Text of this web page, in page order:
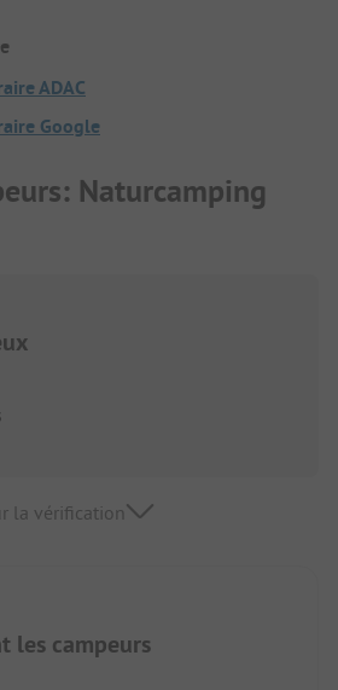
ADAC
Google
Naturcamping
la vérification
les campeurs